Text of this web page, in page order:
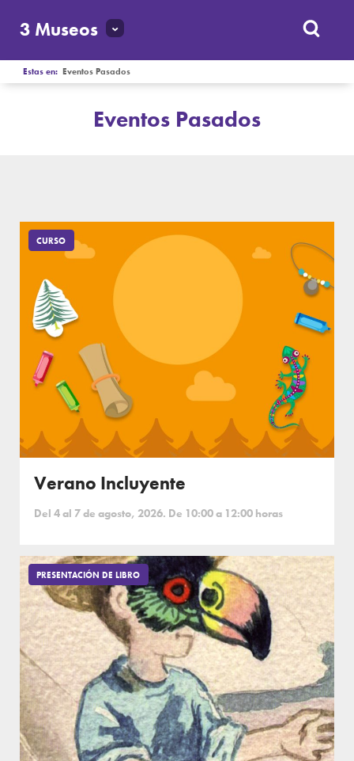
3 Museos
Estas en:Eventos Pasados
Eventos Pasados
CURSO
Verano Incluyente
Del 4 al 7 de agosto, 2026. De 10:00 a 12:00 horas
PRESENTACIÓN DE LIBRO